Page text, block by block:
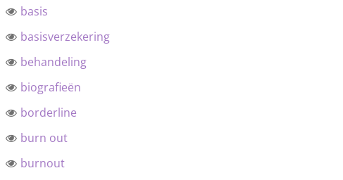
basis
basisverzekering
behandeling
biografieën
borderline
burn out
burnout